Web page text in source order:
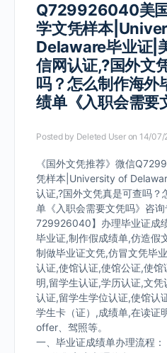
Q729926040美
学文凭样本
Delaware毕业证|
信网认证,?国外文
吗？怎么制作海外
绩单《入职会需要
Posted by Deleted User on 14/07/
《国外文凭推荐》微信
凭样本|University of
认证,?国外文凭真是可查吗
单《入职会需要文凭吗》咨
729926040】办理毕业证成
毕业证,制作假成绩单,仿造假
制做毕业证文凭,仿冒文凭毕
认证,使馆认证,使馆公证,使
明,留学生认证,学历认证,文
认证,留学生学位认证,使馆认
学生卡（证）,成绩单,在读证
offer、驾照等。
一、毕业证成绩单办理流程：